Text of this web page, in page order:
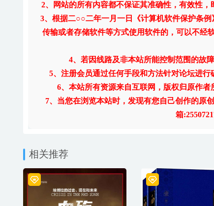
2、网站的所有内容都不保证其准确性，有效性
3、根据二○○二年一月一日《计算机软件保护条
传输或者存储软件等方式使用软件的，可以不经
4、若因线路及非本站所能控制范围的故
5、注册会员通过任何手段和方法针对论坛进
6、本站所有资源来自互联网，版权归原作
7、当您在浏览本站时，发现有您自己创作的原
箱
相关推荐